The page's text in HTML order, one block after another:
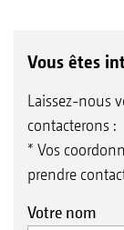
Vous êtes
Laissez-nous
contacterons :
* Vos
prendre
Votre nom